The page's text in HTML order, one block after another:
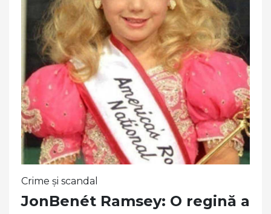
Crime și scandal
JonBenét Ramsey: O regină a